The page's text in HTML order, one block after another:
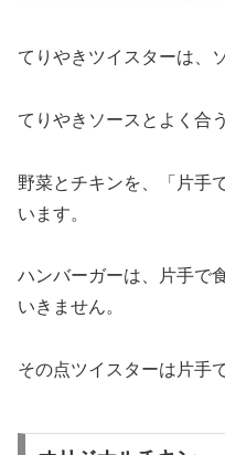
てりやきツイスターは、
てりやきソースとよく合
野菜とチキンを、「片手
います。
ハンバーガーは、片手で
いきません。
その点ツイスターは片手